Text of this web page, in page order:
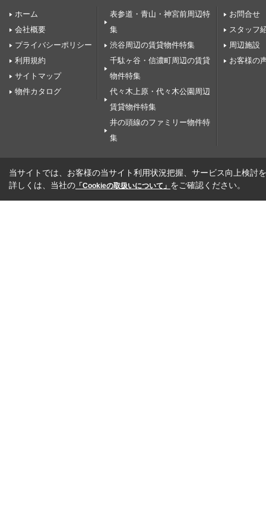
ホーム
会社概要
プライバシーポリシー
利用規約
サイトマップ
物件カタログ
表参道・青山・神宮前周辺特
集
渋谷周辺の賃貸物件特集
千駄ヶ谷・信濃町周辺の賃貸
物件特集
代々木上原・代々木公園周辺
賃貸物件特集
井の頭線のファミリー物件特
集
お問合せ
スタッフ
周辺施設
お客様の
当サイトでは、お客様の当サイト利用状況把握、サービス向上検討
詳しくは、当社の 「Cookieの取扱いについて」 をご確認ください。